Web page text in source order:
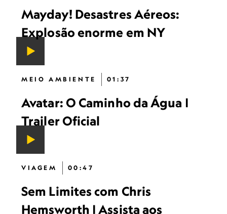
Mayday! Desastres Aéreos:
Explosão enorme em NY
MEIO AMBIENTE 01:37
Avatar: O Caminho da Água |
Trailer Oficial
VIAGEM 00:47
Sem Limites com Chris
Hemsworth | Assista aos